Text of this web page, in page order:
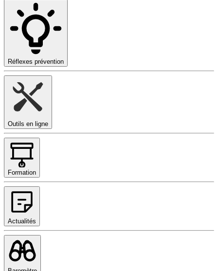
Réflexes prévention
Outils en ligne
Formation
Actualités